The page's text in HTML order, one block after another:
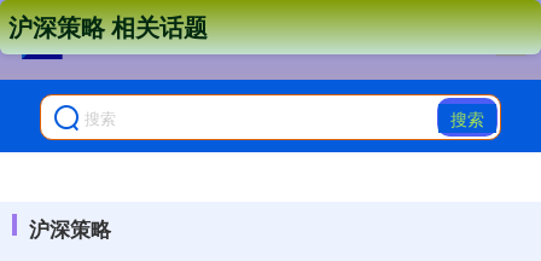
搜索
沪深策略
沪深策略 相关话题